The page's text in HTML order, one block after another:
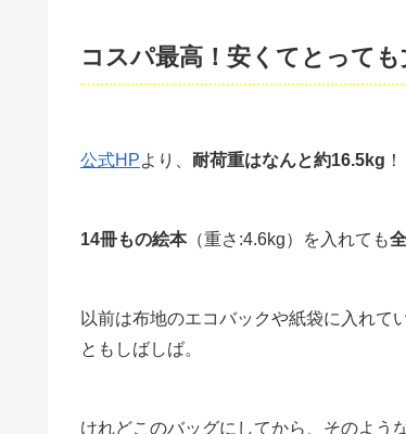
コスパ最高！安くてとっても
公式HPより、 耐荷重はなんと約16.5kg ！
14冊もの絵本（重さ:4.6kg）を入れても
以前は布地のエコバックや紙袋に入れて
ともしばしば。
けれどこのバッグにしてから、そのよう